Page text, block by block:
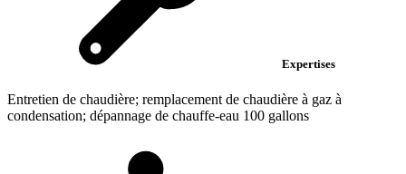
Expertises
Entretien de chaudière; remplacement de chaudière à gaz à
condensation; dépannage de chauffe-eau 100 gallons